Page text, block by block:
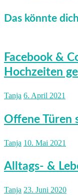
Das könnte
Facebook &
Hochzeiten
Tanja 6. April 2021
Offene Türen
Tanja 10. Mai 2021
Alltags- &
Tanja 23. Juni 2020